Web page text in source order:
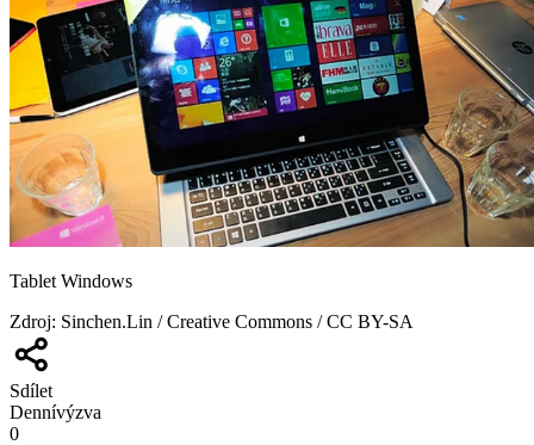
Tablet Windows
Zdroj: Sinchen.Lin / Creative Commons / CC BY-SA
Sdílet
Dennívýzva
0